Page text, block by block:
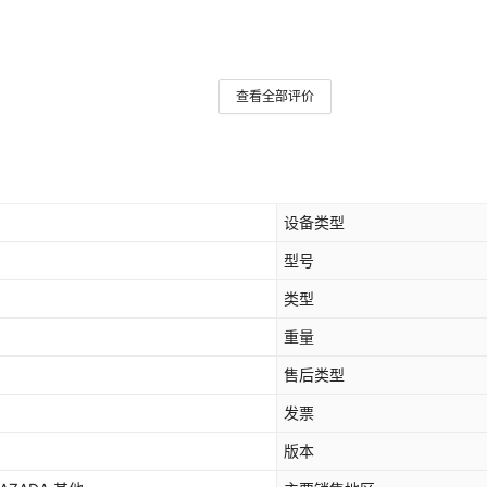
查看全部评价
设备类型
型号
类型
重量
售后类型
发票
版本